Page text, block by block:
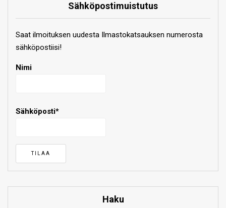
Sähköpostimuistutus
Saat ilmoituksen uudesta Ilmastokatsauksen numerosta
sähköpostiisi!
Nimi
Sähköposti*
Haku